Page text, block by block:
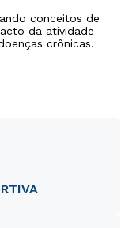
conceitos de
da atividade
crônicas.